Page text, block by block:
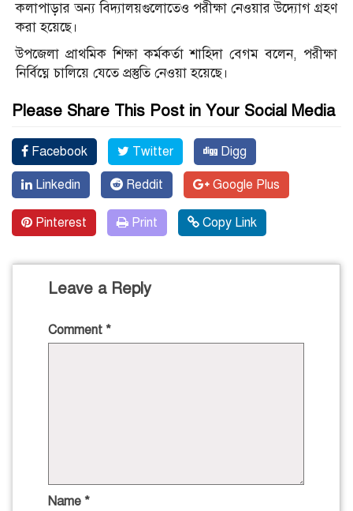
কলাপাড়ার অন্য বিদ্যালয়গুলোতেও পরীক্ষা নেওয়ার উদ্যোগ গ্রহণ
করা হয়েছে।
উপজেলা প্রাথমিক শিক্ষা কর্মকর্তা শাহিদা বেগম বলেন, পরীক্ষা
নির্বিঘ্নে চালিয়ে যেতে প্রস্তুতি নেওয়া হয়েছে।
Please Share This Post in Your Social Media
Facebook Twitter Digg
Linkedin Reddit Google Plus
Pinterest Print Copy Link
Leave a Reply
Comment *
Name *